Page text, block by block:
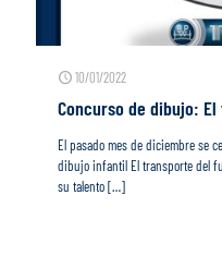
10/01/2022
Concurso de dibujo:
El pasado mes de diciembre se
dibujo infantil El transporte del
su talento[…]